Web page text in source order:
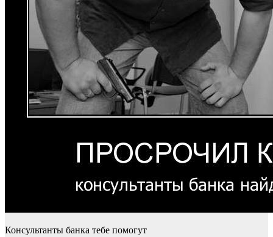
Консультанты банка тебе помогут